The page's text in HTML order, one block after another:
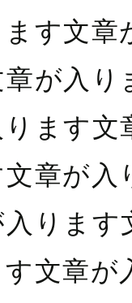
す文章
が入り
ます
章が入
入りま
文章が